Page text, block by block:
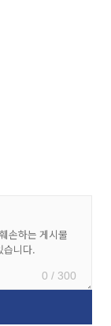
0 / 300